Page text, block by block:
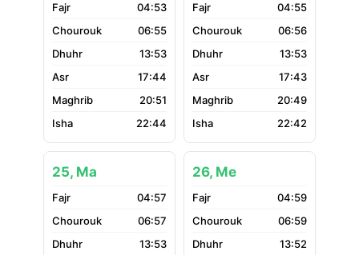
04:53
06:55
13:53
17:44
20:51
22:44
04:55
06:56
13:53
17:43
20:49
22:42
25, Ma
04:57
06:57
13:53
26, Me
04:59
06:59
13:52